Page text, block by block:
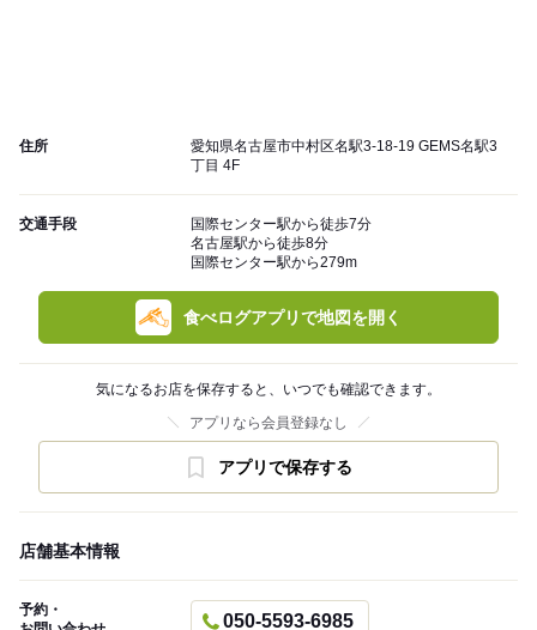
住所
愛知県名古屋市中村区名駅3-18-19 GEMS名駅3
丁目 4F
交通手段
国際センター駅から徒歩7分
名古屋駅から徒歩8分
国際センター駅から279m
食べログアプリで地図を開く
気になるお店を保存すると、いつでも確認できます。
アプリなら会員登録なし
アプリで保存する
店舗基本情報
予約・
050-5593-6985